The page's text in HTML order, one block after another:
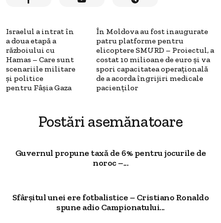
Israelul a intrat în
a doua etapă a
războiului cu
Hamas – Care sunt
scenariile militare
și politice
pentru Fâșia Gaza
În Moldova au fost inaugurate
patru platforme pentru
elicoptere SMURD – Proiectul, a
costat 10 milioane de euro și va
spori capacitatea operațională
de a acorda îngrijiri medicale
pacienților
Postări asemănatoare
Guvernul propune taxă de 6% pentru jocurile de
noroc –...
Sfârșitul unei ere fotbalistice – Cristiano Ronaldo
spune adio Campionatului...